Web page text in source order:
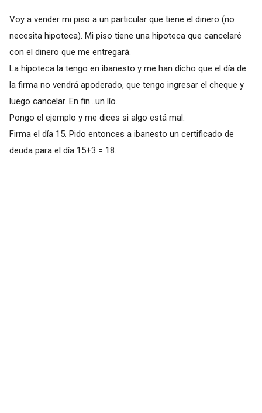
Voy a vender mi piso a un particular que tiene el dinero (no
necesita hipoteca). Mi piso tiene una hipoteca que cancelaré
con el dinero que me entregará.
La hipoteca la tengo en ibanesto y me han dicho que el día de
la firma no vendrá apoderado, que tengo ingresar el cheque y
luego cancelar. En fin...un lío.
Pongo el ejemplo y me dices si algo está mal:
Firma el día 15. Pido entonces a ibanesto un certificado de
deuda para el día 15+3 = 18.